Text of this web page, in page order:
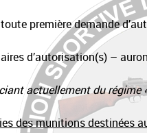
première demande
d’autorisation(s) –
actuellement du régime
des munitions destinées